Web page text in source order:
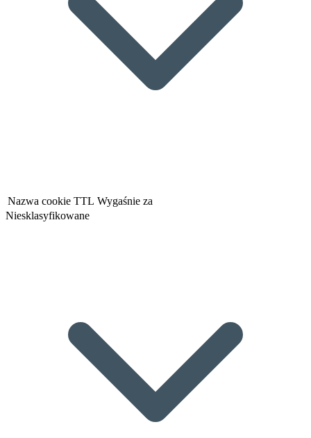
Nazwa cookie TTL Wygaśnie za
Niesklasyfikowane